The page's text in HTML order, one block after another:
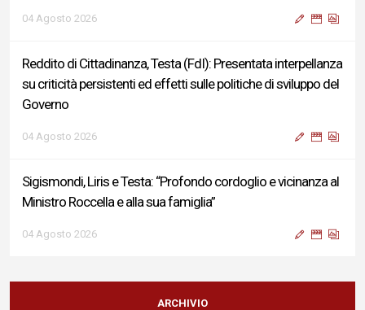
04 Agosto 2026
Reddito di Cittadinanza, Testa (FdI): Presentata interpellanza
su criticità persistenti ed effetti sulle politiche di sviluppo del
Governo
04 Agosto 2026
Sigismondi, Liris e Testa: “Profondo cordoglio e vicinanza al
Ministro Roccella e alla sua famiglia”
04 Agosto 2026
Terminal bus "Lorenzo Natali": modifiche temporanee alla
viabilità per il completamento dei lavori di riqualificazione
ARCHIVIO